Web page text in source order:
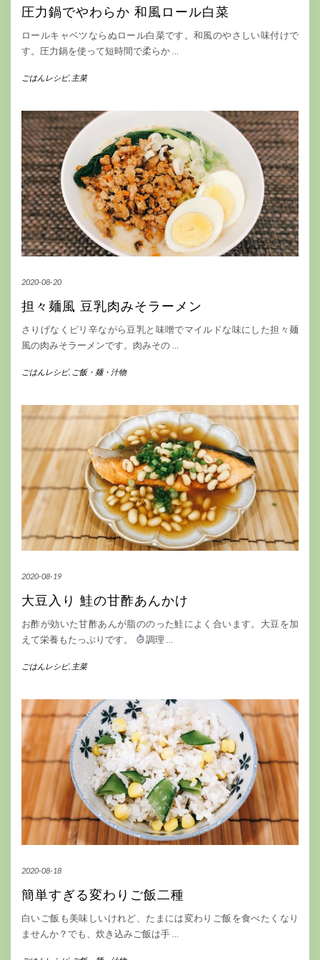
圧力鍋でやわらか 和風ロール白菜
ロールキャベツならぬロール白菜です。和風のやさしい味付けで
す。圧力鍋を使って短時間で柔らか …
ごはんレシピ, 主菜
2020-08-20
担々麺風 豆乳肉みそラーメン
さりげなくピリ辛ながら豆乳と味噌でマイルドな味にした担々麺
風の肉みそラーメンです。肉みその …
ごはんレシピ, ご飯・麺・汁物
2020-08-19
大豆入り 鮭の甘酢あんかけ
お酢が効いた甘酢あんが脂ののった鮭によく合います。大豆を加
えて栄養もたっぷりです。
調理 …
ごはんレシピ, 主菜
2020-08-18
簡単すぎる変わりご飯二種
白いご飯も美味しいけれど、たまには変わりご飯を食べたくなり
ませんか？でも、炊き込みご飯は手…